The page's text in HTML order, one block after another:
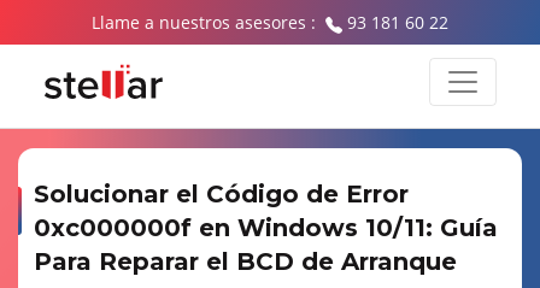
Llame a nuestros asesores : 93 181 60 22
Solucionar el Código de Error
0xc000000f en Windows 10/11: Guía
Para Reparar el BCD de Arranque